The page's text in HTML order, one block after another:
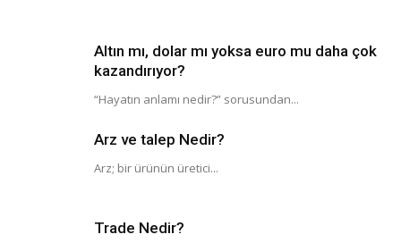
Altın mı, dolar mı yoksa euro mu daha çok
kazandırıyor?
“Hayatın anlamı nedir?” sorusundan...
Arz ve talep Nedir?
Arz; bir ürünün üretici...
Trade Nedir?